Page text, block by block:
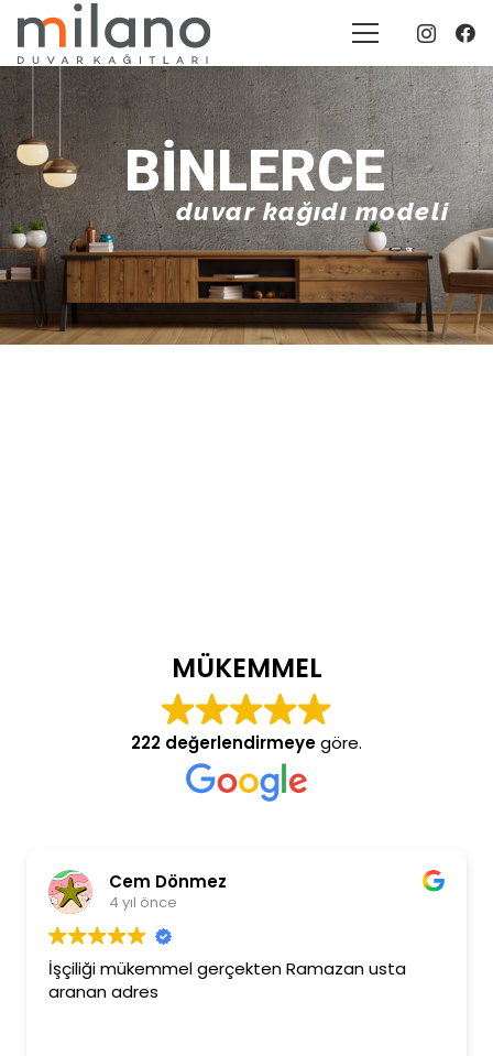
BINLERCE
duvar kağıdı modeli
MÜKEMMEL
222 değerlendirmeyegöre.
Cem Dönmez
4 yıl önce
İşçiliği mükemmel gerçekten Ramazan usta
aranan adres